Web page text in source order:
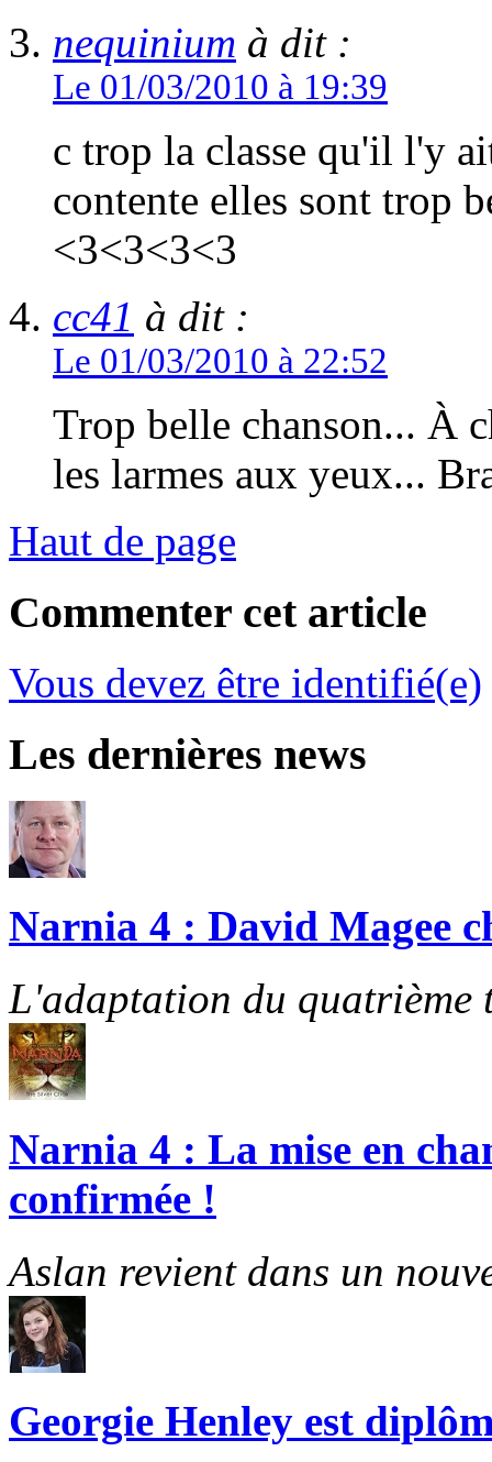
nequinium à dit :
Le 01/03/2010 à 19:39
c trop la classe qu'il l'y
contente elles sont trop
<3<3<3<3
cc41 à dit :
Le 01/03/2010 à 22:52
Trop belle chanson... À
les larmes aux yeux...
Haut de page
Commenter cet article
Vous devez être identifié(e)
Les dernières news
Narnia 4 : David Magee
L'adaptation du quatrième
Narnia 4 : La mise en
confirmée !
Aslan revient dans un
Georgie Henley est